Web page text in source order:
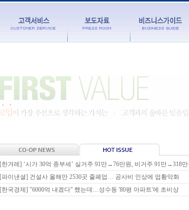
[한겨레] ‘시가 30억 종부세’ 실거주 91만→76만원, 비거주 91만→318만
[파이낸셜] 건설사 올해만 2530곳 줄폐업… 공사비 인상에 업황악화
[한국경제] "6000억 내겠다" 했는데…성수동 '80평 아파트'에 초비상